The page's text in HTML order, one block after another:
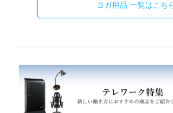
ヨガ用品 一覧はこち